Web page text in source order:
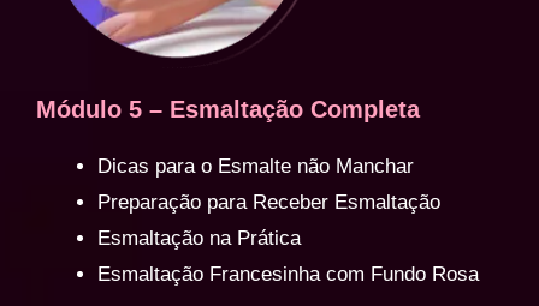
Módulo 5 – Esmaltação Completa
Dicas para o Esmalte não Manchar
Preparação para Receber Esmaltação
Esmaltação na Prática
Esmaltação Francesinha com Fundo Rosa